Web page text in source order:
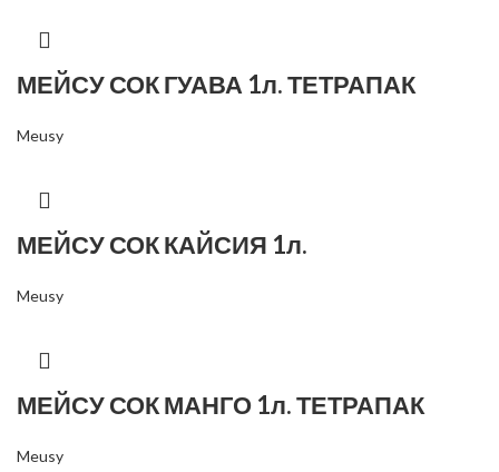
МЕЙСУ СОК ГУАВА 1л. ТЕТРАПАК
Meusy
МЕЙСУ СОК КАЙСИЯ 1л.
Meusy
МЕЙСУ СОК МАНГО 1л. ТЕТРАПАК
Meusy